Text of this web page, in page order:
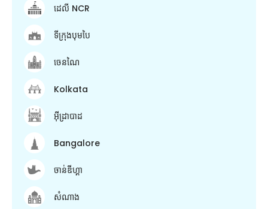
ដេលី NCR
ទីក្រុងបុមបៃ
ចេនណៃ
Kolkata
អ៊ីដ្រាបាដ
Bangalore
ចាន់ឌីហ្គា
សំណាង